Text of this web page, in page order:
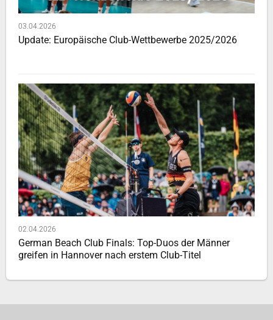
03.04.2026
Update: Europäische Club-Wettbewerbe 2025/2026
02.04.2026
German Beach Club Finals: Top-Duos der Männer
greifen in Hannover nach erstem Club-Titel